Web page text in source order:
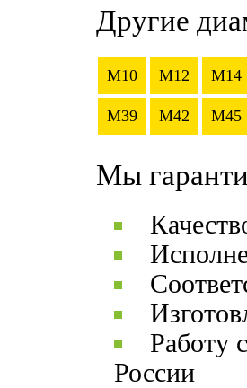
Другие
M10 M12 M14
M39 M42 M45
Мы
Работу
России